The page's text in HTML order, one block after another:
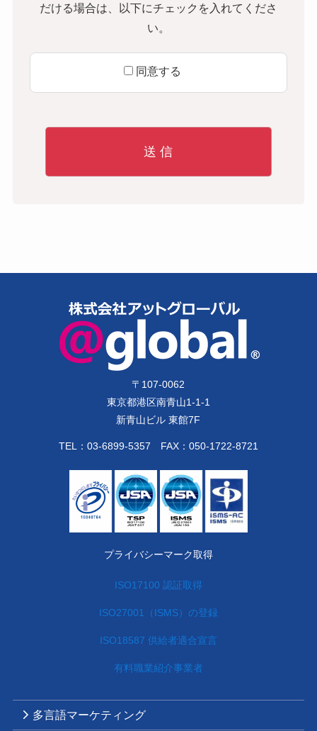
だける場合は、以下にチェックを入れてくださ
い。
同意する
〒 107-0062
東京都港区南青山1-1-1
新青山ビル 東館7F
TEL： 03-6899-5357 FAX：050-1722-8721
プライバシーマーク取得
ISO17100 認証取得
ISO27001（ISMS）の登録
ISO18587 供給者適合宣言
有料職業紹介事業者
多言語マーケティング